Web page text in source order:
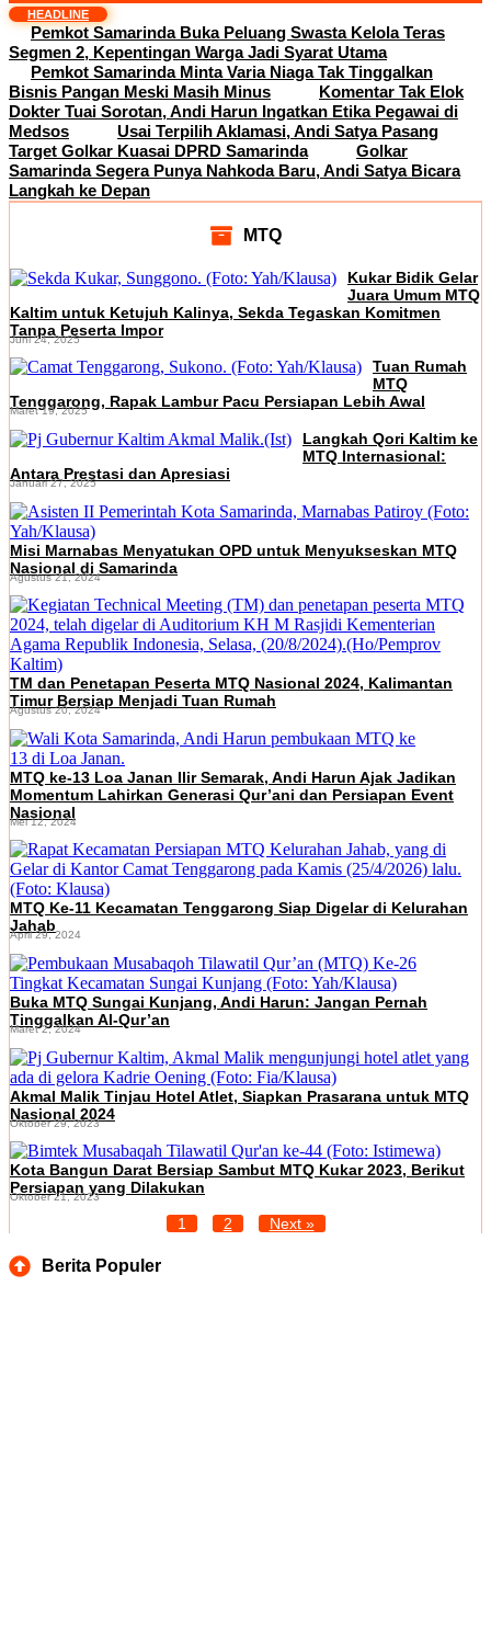
HEADLINE
Pemkot Samarinda Buka Peluang Swasta Kelola Teras
Segmen 2, Kepentingan Warga Jadi Syarat Utama
Pemkot Samarinda Minta Varia Niaga Tak Tinggalkan
Bisnis Pangan Meski Masih Minus
Komentar Tak Elok
Dokter Tuai Sorotan, Andi Harun Ingatkan Etika Pegawai di
Medsos
Usai Terpilih Aklamasi, Andi Satya Pasang
Target Golkar Kuasai DPRD Samarinda
Golkar
Samarinda Segera Punya Nahkoda Baru, Andi Satya Bicara
Langkah ke Depan
MTQ
Kukar Bidik Gelar
Juara Umum MTQ
Kaltim untuk Ketujuh Kalinya, Sekda Tegaskan Komitmen
Tanpa Peserta Impor
Juni 24, 2025
Tuan Rumah
MTQ
Tenggarong, Rapak Lambur Pacu Persiapan Lebih Awal
Maret 19, 2025
Langkah Qori Kaltim ke
MTQ Internasional:
Antara Prestasi dan Apresiasi
Januari 27, 2025
Misi Marnabas Menyatukan OPD untuk Menyukseskan MTQ
Nasional di Samarinda
Agustus 21, 2024
TM dan Penetapan Peserta MTQ Nasional 2024, Kalimantan
Timur Bersiap Menjadi Tuan Rumah
Agustus 20, 2024
MTQ ke-13 Loa Janan Ilir Semarak, Andi Harun Ajak Jadikan
Momentum Lahirkan Generasi Qur’ani dan Persiapan Event
Nasional
Mei 12, 2024
MTQ Ke-11 Kecamatan Tenggarong Siap Digelar di Kelurahan
Jahab
April 29, 2024
Buka MTQ Sungai Kunjang, Andi Harun: Jangan Pernah
Tinggalkan Al-Qur’an
Maret 2, 2024
Akmal Malik Tinjau Hotel Atlet, Siapkan Prasarana untuk MTQ
Nasional 2024
Oktober 29, 2023
Kota Bangun Darat Bersiap Sambut MTQ Kukar 2023, Berikut
Persiapan yang Dilakukan
Oktober 21, 2023
1 2 Next »
Berita Populer